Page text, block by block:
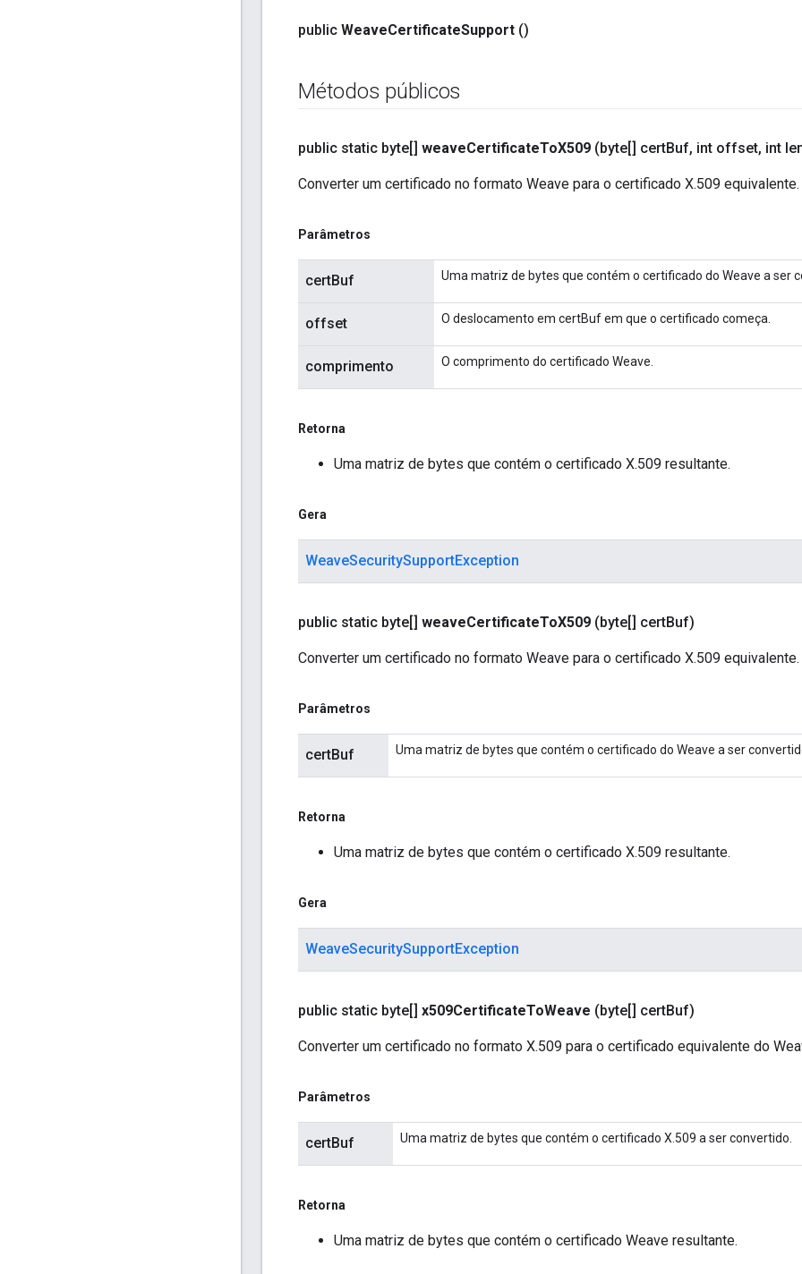
public WeaveCertificateSupport ()
Métodos públicos
public static byte[] weaveCertificateToX509 (byte[] certBuf, int offset, int
Converter um certificado no formato Weave para o certificado X.509 equivalente.
Parâmetros
certBuf Uma matriz de bytes que contém o certificado do Weave a ser
offset O deslocamento em certBuf em que o certificado começa.
comprimento O comprimento do certificado Weave.
Retorna
Uma matriz de bytes que contém o certificado X.509 resultante.
Gera
WeaveSecuritySupportException
public static byte[] weaveCertificateToX509 (byte[] certBuf)
Converter um certificado no formato Weave para o certificado X.509 equivalente.
Parâmetros
certBuf Uma matriz de bytes que contém o certificado do Weave a ser
Retorna
Uma matriz de bytes que contém o certificado X.509 resultante.
Gera
WeaveSecuritySupportException
public static byte[] x509CertificateToWeave (byte[] certBuf)
Converter um certificado no formato X.509 para o certificado equivalente do
Parâmetros
certBuf Uma matriz de bytes que contém o certificado X.509 a ser convertido.
Retorna
Uma matriz de bytes que contém o certificado Weave resultante.